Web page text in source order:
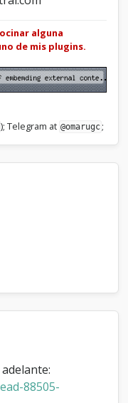
alguna
de mis plugins.
); Telegram at @omarugc ;
88505-